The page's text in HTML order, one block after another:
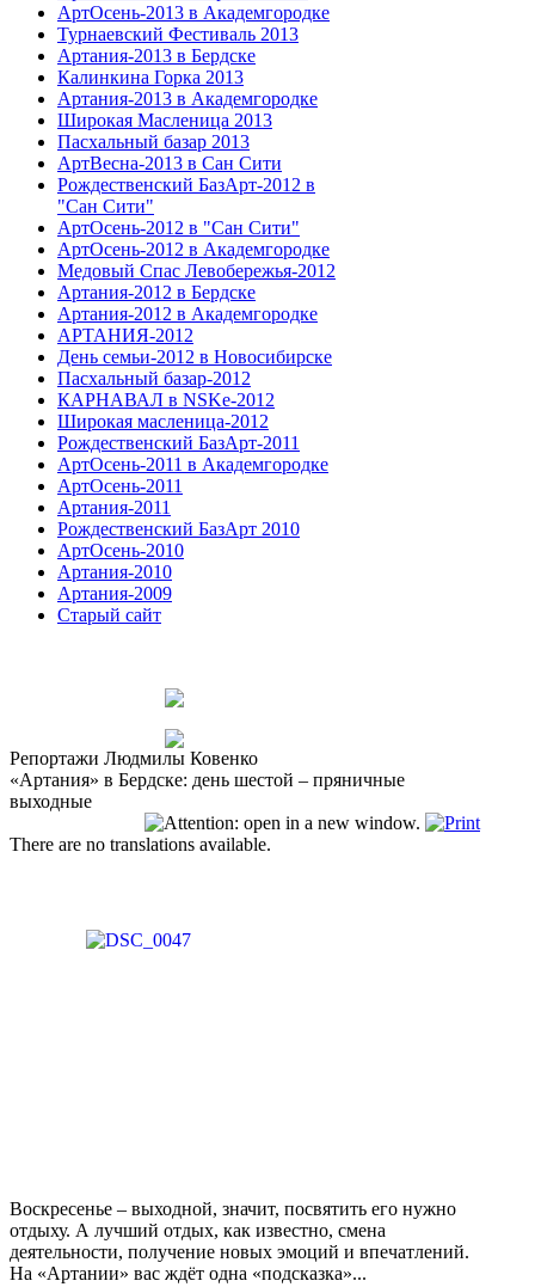
АртОсень-2013 в Академгородке
Турнаевский Фестиваль 2013
Артания-2013 в Бердске
Калинкина Горка 2013
Артания-2013 в Академгородке
Широкая Масленица 2013
Пасхальный базар 2013
АртВесна-2013 в Сан Сити
Рождественский БазАрт-2012 в
"Сан Сити"
АртОсень-2012 в "Сан Сити"
АртОсень-2012 в Академгородке
Медовый Спас Левобережья-2012
Артания-2012 в Бердске
Артания-2012 в Академгородке
АРТАНИЯ-2012
День семьи-2012 в Новосибирске
Пасхальный базар-2012
КАРНАВАЛ в NSKe-2012
Широкая масленица-2012
Рождественский БазАрт-2011
АртОсень-2011 в Академгородке
АртОсень-2011
Артания-2011
Рождественский БазАрт 2010
АртОсень-2010
Артания-2010
Артания-2009
Старый сайт
Репортажи Людмилы Ковенко
«Артания» в Бердске: день шестой – пряничные
выходные
There are no translations available.
Воскресенье – выходной, значит, посвятить его нужно
отдыху. А лучший отдых, как известно, смена
деятельности, получение новых эмоций и впечатлений.
На «Артании» вас ждёт одна «подсказка»...